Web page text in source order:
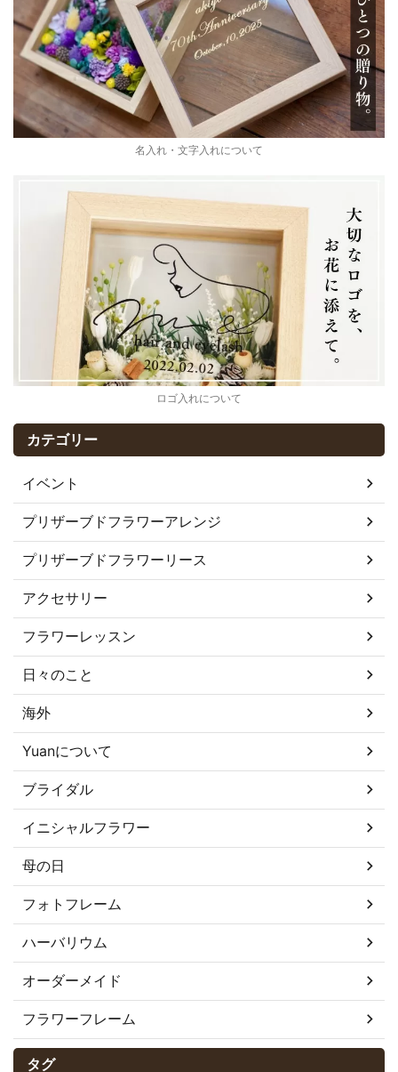
名入れ・文字入れについて
ロゴ入れについて
カテゴリー
イベント
プリザーブドフラワーアレンジ
プリザーブドフラワーリース
アクセサリー
フラワーレッスン
日々のこと
海外
Yuanについて
ブライダル
イニシャルフラワー
母の日
フォトフレーム
ハーバリウム
オーダーメイド
フラワーフレーム
タグ